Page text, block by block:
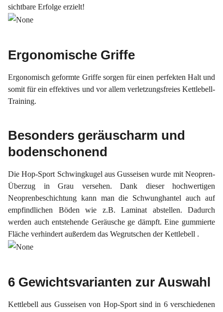
sichtbare Erfolge erzielt!
Ergonomische Griffe
Ergonomisch geformte Griffe sorgen für einen perfekten Halt und
somit für ein effektives und vor allem verletzungsfreies Kettlebell-
Training.
Besonders geräuscharm und
bodenschonend
Die Hop-Sport Schwingkugel aus Gusseisen wurde mit Neopren-
Überzug in Grau versehen. Dank dieser hochwertigen
Neoprenbeschichtung kann man die Schwunghantel auch auf
empfindlichen Böden wie z.B. Laminat abstellen. Dadurch
werden auchentstehende Geräusche ge dämpft.Eine gummierte
Fläche verhindert außerdem das Wegrutschen derKettlebell .
6 Gewichtsvarianten zur Auswahl
Kettlebell aus Gusseisen von Hop-Sport sind in 6 verschiedenen